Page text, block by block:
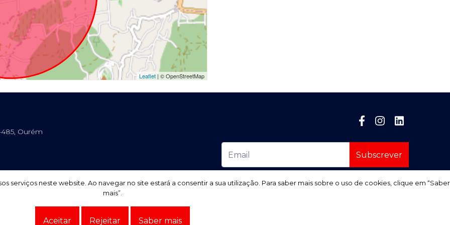
serviços neste website. Ao navegar no site estará a consentir a sua utilização. Para saber mais sobre o uso de cookies, clique em “Saber
mais”.
Aceitar Rejeitar Saber mais
Leaflet| © OpenStreetMap
Ourém
Subscrever
serviços neste website. Ao navegar no site estará a consentir a sua utilização. Para saber mais sobre o uso de cookies, clique em “Saber
mais”.
Aceitar Rejeitar Saber mais